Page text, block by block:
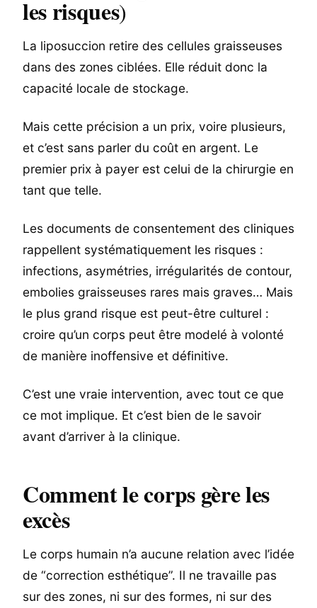
les risques)
La liposuccion retire des cellules graisseuses
dans des zones ciblées. Elle réduit donc la
capacité locale de stockage.
Mais cette précision a un prix, voire plusieurs,
et c’est sans parler du coût en argent. Le
premier prix à payer est celui de la chirurgie en
tant que telle.
Les documents de consentement des cliniques
rappellent systématiquement les risques :
infections, asymétries, irrégularités de contour,
embolies graisseuses rares mais graves… Mais
le plus grand risque est peut-être culturel :
croire qu’un corps peut être modelé à volonté
de manière inoffensive et définitive.
C’est une vraie intervention, avec tout ce que
ce mot implique. Et c’est bien de le savoir
avant d’arriver à la clinique.
Comment le corps gère les
excès
Le corps humain n’a aucune relation avec l’idée
de “correction esthétique”. Il ne travaille pas
sur des zones, ni sur des formes, ni sur des